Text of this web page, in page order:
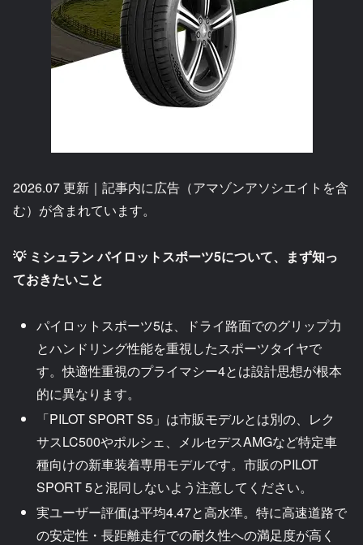
2026.07 更新｜記事内に広告（アマゾンアソシエイトを含
む）が含まれています。
💡 ミシュラン パイロットスポーツ5について、まず知っ
ておきたいこと
パイロットスポーツ5は、ドライ路面でのグリップ力
とハンドリング性能を重視したスポーツタイヤで
す。快適性重視のプライマシー4とは設計思想が根本
的に異なります。
「PILOT SPORT S5」は市販モデルとは別の、レク
サスLC500やポルシェ、メルセデスAMGなど特定車
種向けの新車装着専用モデルです。市販のPILOT
SPORT 5と混同しないよう注意してください。
実ユーザー評価は平均4.47と高水準。特に高速道路で
の安定性・長距離走行での耐久性への満足度が高く